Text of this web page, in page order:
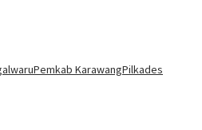
Pemkab KarawangPilkades